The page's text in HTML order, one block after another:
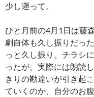
少し遡って。
ひと月前の4月1日は藤
劇自体も久し振りだっ
っと久し振り。チラシ
ったが、実際には朗読
きりの勘違いが引き起
ていくのか、自分のお